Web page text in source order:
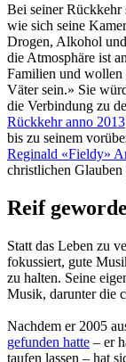
Bei seiner Rückkehr
wie sich seine
Drogen, Alkohol
die Atmosphäre ist
Familien und wollen
Väter sein.» Sie
die Verbindung zu
Rückkehr anno 2013
bis zu seinem
Reginald «Fieldy»
christlichen Glauben
Reif
Statt das Leben zu
fokussiert, gute
zu halten. Seine
Musik, darunter die
Nachdem er 2005
gefunden hatte – er
taufen lassen – hat